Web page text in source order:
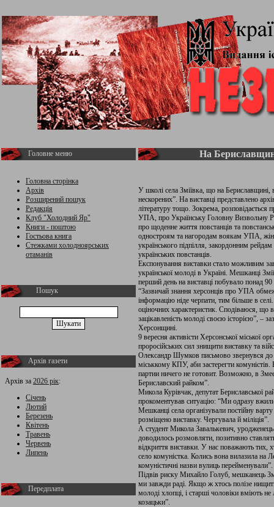
Головне меню
Головна сторінка
Архів
Розширений пошук
Редакція
Клуб "Холодний Яр"
Книги - поштою
Гостьова книга
Стежками холодноярських
отаманів
Пошук
Архів газети
Архів за 2026 рік:
Січень
Лютий
Березень
Квітень
Травень
Червень
Липень
Передплата
На
У школі села Зміївка, що на
нескорених”. На виставці представлено
літературу тощо. Зокрема, розповідається
УПА, про Українську Головну Визвольну
про щоденне життя повстанців та
одностроям та нагородам воякам УПА,
українського підпілля, закордонним
українських повстанців.
Експонування виставки стало можливим
української молоді в Україні. Мешканці
перший день на виставці побувало понад
“Зазвичай знання херсонців про УПА
інформацію ніде черпати, тим більше в
оціночних характеристик. Сподіваюся, що
зацікавленість молоді своєю історією”, –
Херсонщині.
9 вересня активісти Херсонської міської
проросійських сил знищити виставку та
Олександр Шумков письмово звернувся до
міськкому КПУ, аби застерегти комуністів.
партии ничего не готовит. Возможно, в
Бериславский райком”.
Микола Курівчак, депутат Бериславської
прокоментував ситуацію: “Ми одразу
Мешканці села організували постійну
розміщено виставку. Чергувала й міліція”.
А студент Микола Завалькевич,
доводилось розмовляти, позитивно
відкриття виставки. У нас поважають тих,
село комуністка. Колись вона вилазила на
комуністичні назви вулиць перейменували”.
Підвів риску Михайло Голуб, мешканець
ми завжди раді. Якщо ж хтось полізе
молоді хлопці, і старші чоловіки вміють
козацьки”.